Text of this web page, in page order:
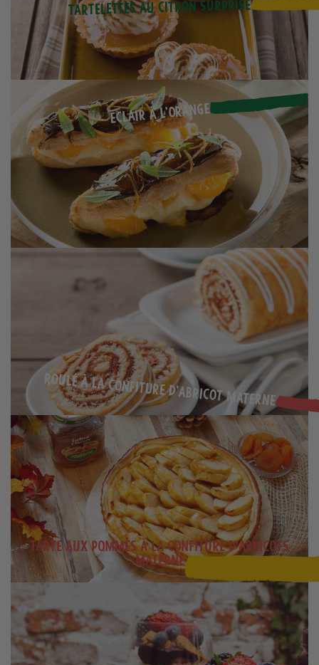
Tartelettes au citron surprise
Eclair à l'orange
Roulé à la confiture d'abricot Materne
Tarte aux pommes à la confiture d'abricots
Materne